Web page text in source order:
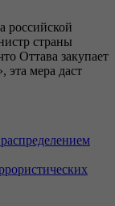
российской
страны
Оттава закупает
эта мера даст